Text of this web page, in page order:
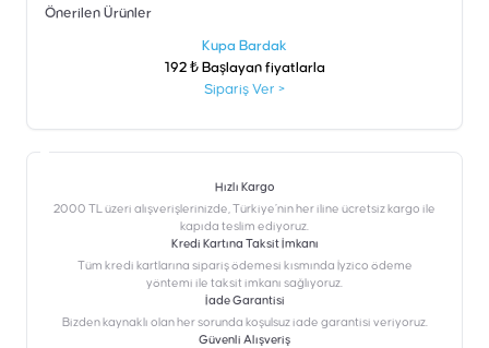
Önerilen Ürünler
Kupa Bardak
192 ₺ Başlayan fiyatlarla
Sipariş Ver >
Hızlı Kargo
2000 TL üzeri alışverişlerinizde, Türkiye’nin her iline ücretsiz kargo ile
kapıda teslim ediyoruz.
Kredi Kartına Taksit İmkanı
‎Tüm kredi kartlarına sipariş ödemesi kısmında İyzico ödeme
yöntemi ile taksit imkanı sağlıyoruz.
İade Garantisi
Bizden kaynaklı olan her sorunda koşulsuz iade garantisi veriyoruz.
Güvenli Alışveriş